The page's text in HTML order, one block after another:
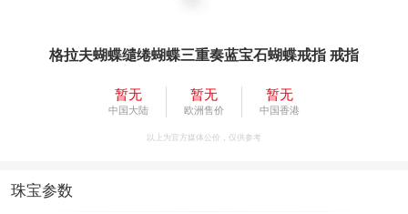
格拉夫蝴蝶缱绻蝴蝶三重奏蓝宝石蝴蝶戒指 戒指
暂无
中国大陆
暂无
欧洲售价
暂无
中国香港
以上为官方媒体公价，仅供参考
珠宝参数